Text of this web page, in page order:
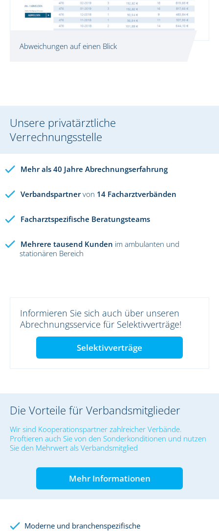
Abweichungen auf einen Blick
Unsere privatärztliche
Verrechnungsstelle
Mehr als 40 Jahre Abrechnungserfahrung
Verbandspartnervon 14 Facharztverbänden
Facharztspezifische Beratungsteams
Mehrere tausend Kunden im ambulanten und
stationären Bereich
Informieren Sie sich auch über unseren
Abrechnungsservice für Selektivverträge!
Selektivverträge
Die Vorteile für Verbandsmitglieder
Wir sind Kooperationspartner zahlreicher Verbände.
Proftieren auch Sie von den Sonderkonditionen und nutzen
Sie den Mehrwert als Verbandsmitglied
Mehr Informationen
Moderne und branchenspezifische